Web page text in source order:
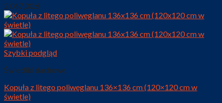
2.067,00zł
Szybki podgląd
Świetliki dachowe
Kopuła z litego poliwęglanu 136×136 cm (120×120 cm w
świetle)